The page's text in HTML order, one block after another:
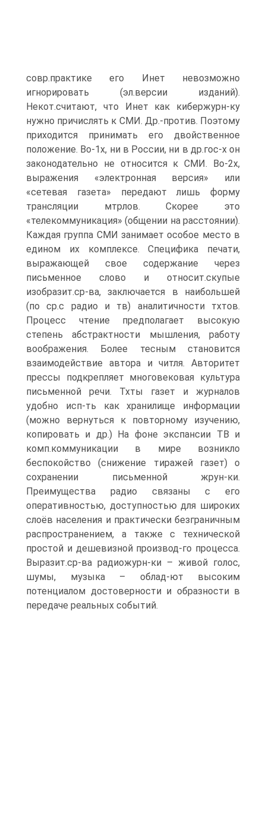
совр.практике его Инет невозможно
игнорировать (эл.версии изданий).
Некот.считают, что Инет как кибержурн-ку
нужно причислять к СМИ. Др.-против. Поэтому
приходится принимать его двойственное
положение. Во-1х, ни в России, ни в др.гос-х он
законодательно не относится к СМИ. Во-2х,
выражения «электронная версия» или
«сетевая газета» передают лишь форму
трансляции мтрлов. Скорее это
«телекоммуникация» (общении на расстоянии).
Каждая группа СМИ занимает особое место в
едином их комплексе. Специфика печати,
выражающей свое содержание через
письменное слово и относит.скупые
изобразит.ср-ва, заключается в наибольшей
(по ср.с радио и тв) аналитичности тхтов.
Процесс чтение предполагает высокую
степень абстрактности мышления, работу
воображения. Более тесным становится
взаимодействие автора и читля. Авторитет
прессы подкрепляет многовековая культура
письменной речи. Тхты газет и журналов
удобно исп-ть как хранилище информации
(можно вернуться к повторному изучению,
копировать и др.) На фоне экспансии ТВ и
комп.коммуникации в мире возникло
беспокойство (снижение тиражей газет) о
сохранении письменной жрун-ки.
Преимущества радио связаны с его
оперативностью, доступностью для широких
слоёв населения и практически безграничным
распространением, а также с технической
простой и дешевизной производ-го процесса.
Выразит.ср-ва радиожурн-ки – живой голос,
шумы, музыка – облад-ют высоким
потенциалом достоверности и образности в
передаче реальных событий.